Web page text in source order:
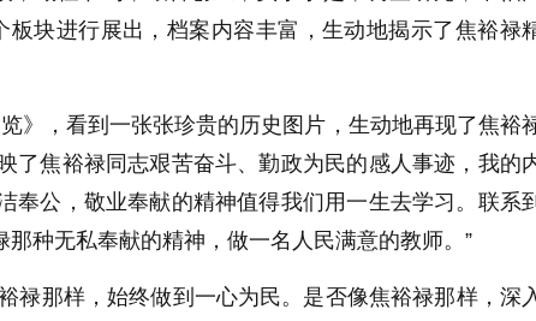
块进行展出，档案内容丰富，生动地揭示了焦裕禄
》，看到一张张珍贵的历史图片，生动地再现了焦裕
了焦裕禄同志艰苦奋斗、勤政为民的感人事迹，我的
奉公，敬业奉献的精神值得我们用一生去学习。联系
种无私奉献的精神，做一名人民满意的教师。”
禄那样，始终做到一心为民。是否像焦裕禄那样，深